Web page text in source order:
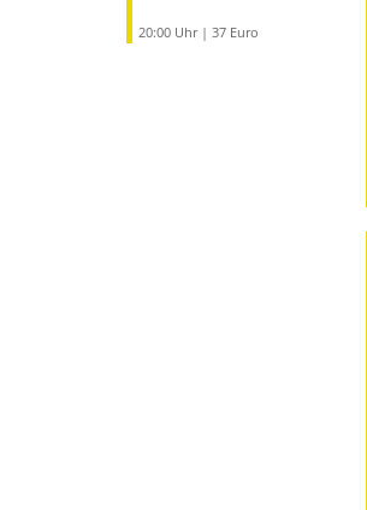
20:00 Uhr | 37 Euro